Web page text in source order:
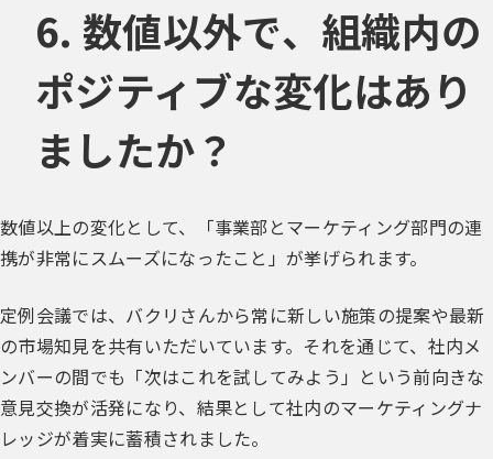
6. 数値以外で、組織内の
ポジティブな変化はあり
ましたか？
数値以上の変化として、「事業部とマーケティング部門の連
携が非常にスムーズになったこと」が挙げられます。
定例会議では、バクリさんから常に新しい施策の提案や最新
の市場知見を共有いただいています。それを通じて、社内メ
ンバーの間でも「次はこれを試してみよう」という前向きな
意見交換が活発になり、結果として社内のマーケティングナ
レッジが着実に蓄積されました。